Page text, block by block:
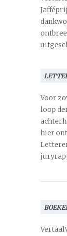
Voor
loop
hier